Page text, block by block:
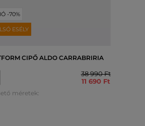
-70%
ESÉLY
CIPŐ ALDO CARRABRIRIA
38 990 Ft
11 690 Ft
méretek: